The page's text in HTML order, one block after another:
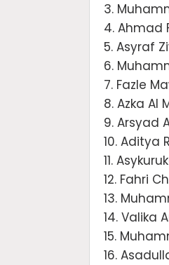
3.
4. Ahmad
5. Asyraf
6.
7. Fazle
8. Azka Al
9. Arsyad
10. Aditya
11.
12. Fahri
13.
14. Valika
15.
16.